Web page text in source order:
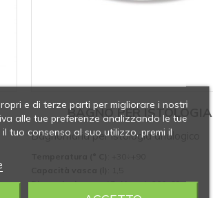
BAGNO PER ISTOLOGIA
Bagnomaria per istologia analogico
Dimensioni vasca (ØxH mm): 200x60
e di terze parti per migliorare i nostri
alle tue preferenze analizzando le tue
tuo consenso al suo utilizzo, premi il